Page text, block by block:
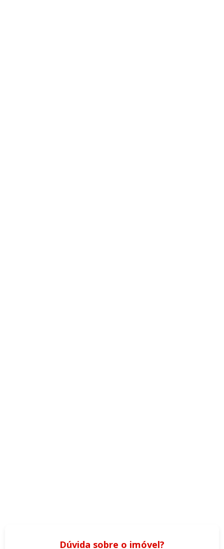
Dúvida sobre o imóvel?